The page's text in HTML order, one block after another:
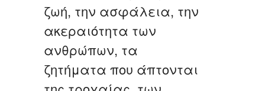
ζωή, την ασφάλεια, την
ακεραιότητα των
ανθρώπων, τα
ζητήματα που άπτονται